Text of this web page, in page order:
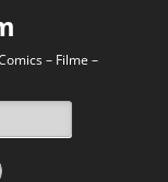
– Filme –